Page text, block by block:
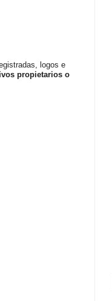
logos e
propietarios o